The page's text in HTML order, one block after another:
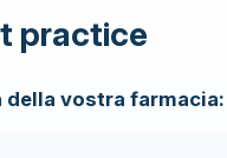
practice
vostra farmacia: